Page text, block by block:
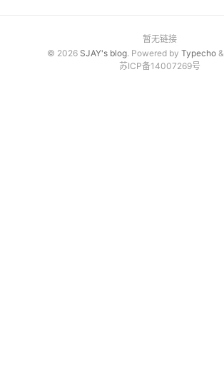
记录片
免费资源
暂无链接
© 2026 SJAY's blog. Powered by Typecho&
苏ICP备14007269号